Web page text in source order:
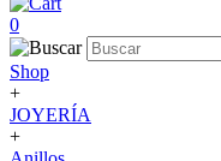
0
Shop
+
JOYERÍA
+